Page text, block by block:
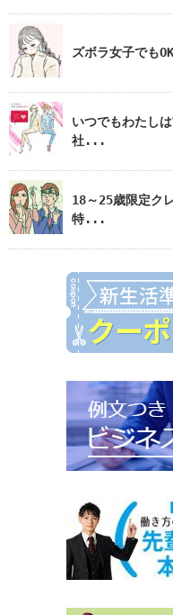
ズボラ女子でも
いつでもわたし
社...
18～25歳限定ク
特...